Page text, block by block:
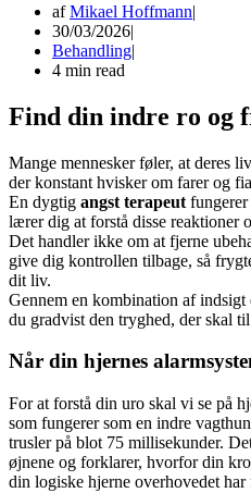
afMikael Hoffmann
30/03/2026
Behandling
4 min read
Find din indre ro og
Mange mennesker føler, at deres
der konstant hvisker om farer og
En dygtig angst terapeut
lærer dig at forstå disse reaktioner
Det handler ikke om at fjerne
give dig kontrollen tilbage, så
dit liv.
Gennem en kombination af
du gradvist den tryghed, der skal
Når din hjernes
For at forstå din uro skal vi se på
som fungerer som en indre
trusler på blot 75 millisekunder.
øjnene og forklarer, hvorfor din
din logiske hjerne overhovedet har